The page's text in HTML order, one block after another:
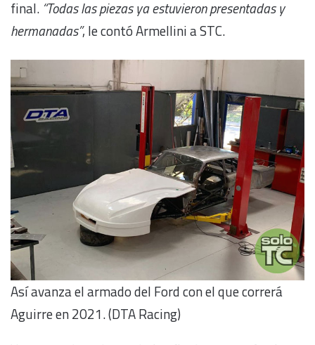
final. “Todas las piezas ya estuvieron presentadas y
hermanadas”, le contó Armellini a STC.
Así avanza el armado del Ford con el que correrá
Aguirre en 2021. (DTA Racing)